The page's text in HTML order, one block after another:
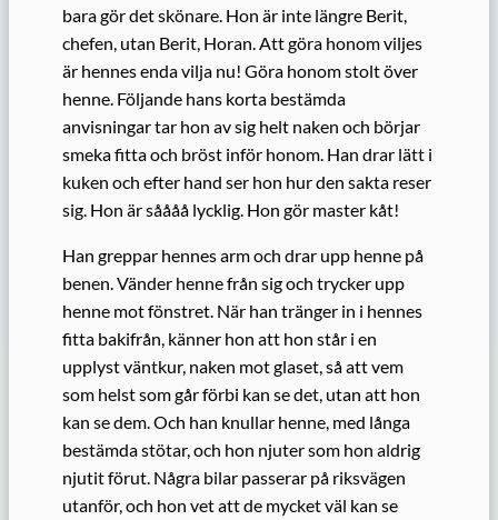
bara gör det skönare. Hon är inte längre Berit,
chefen, utan Berit, Horan. Att göra honom viljes
är hennes enda vilja nu! Göra honom stolt över
henne. Följande hans korta bestämda
anvisningar tar hon av sig helt naken och börjar
smeka fitta och bröst inför honom. Han drar lätt i
kuken och efter hand ser hon hur den sakta reser
sig. Hon är såååå lycklig. Hon gör master kåt!
Han greppar hennes arm och drar upp henne på
benen. Vänder henne från sig och trycker upp
henne mot fönstret. När han tränger in i hennes
fitta bakifrån, känner hon att hon står i en
upplyst väntkur, naken mot glaset, så att vem
som helst som går förbi kan se det, utan att hon
kan se dem. Och han knullar henne, med långa
bestämda stötar, och hon njuter som hon aldrig
njutit förut. Några bilar passerar på riksvägen
utanför, och hon vet att de mycket väl kan se